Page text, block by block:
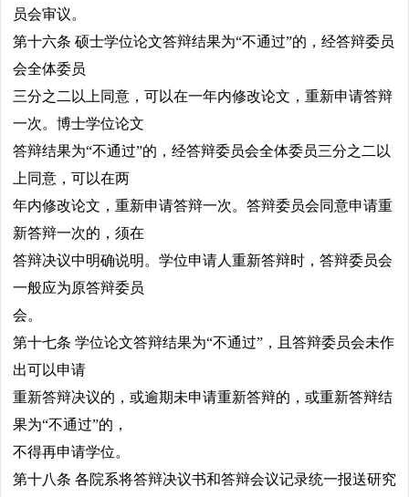
员会审议。
第十六条 硕士学位论文答辩结果为“不通过”的，经答辩委员
会全体委员
三分之二以上同意，可以在一年内修改论文，重新申请答辩
一次。博士学位论文
答辩结果为“不通过”的，经答辩委员会全体委员三分之二以
上同意，可以在两
年内修改论文，重新申请答辩一次。答辩委员会同意申请重
新答辩一次的，须在
答辩决议中明确说明。学位申请人重新答辩时，答辩委员会
一般应为原答辩委员
会。
第十七条 学位论文答辩结果为“不通过”，且答辩委员会未作
出可以申请
重新答辩决议的，或逾期未申请重新答辩的，或重新答辩结
果为“不通过”的，
不得再申请学位。
第十八条 各院系将答辩决议书和答辩会议记录统一报送研究